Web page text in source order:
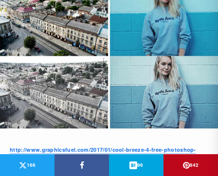
http://www.graphicsfuel.com/2017/01/cool-breeze-4-free-photoshop-
actions/166 96 842